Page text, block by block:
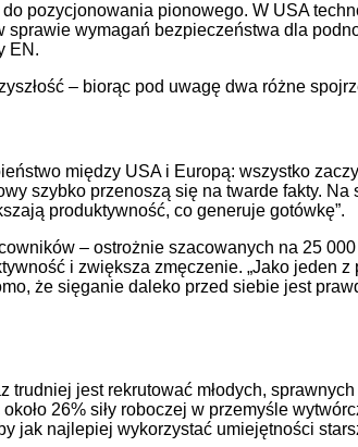
pozycjonowania pionowego. W USA
wymagań bezpieczeństwa dla
EN.
– biorąc pod uwagę dwa różne
między USA i Europą: wszystko
szybko przenoszą się na twarde fakty.
produktywność, co generuje gotówkę”.
– ostrożnie szacowanych na 25
i zwiększa zmęczenie. „Jako jeden
że sięganie daleko przed siebie jest
jest rekrutować młodych,
26% siły roboczej w przemyśle
jak najlepiej wykorzystać umiejętności